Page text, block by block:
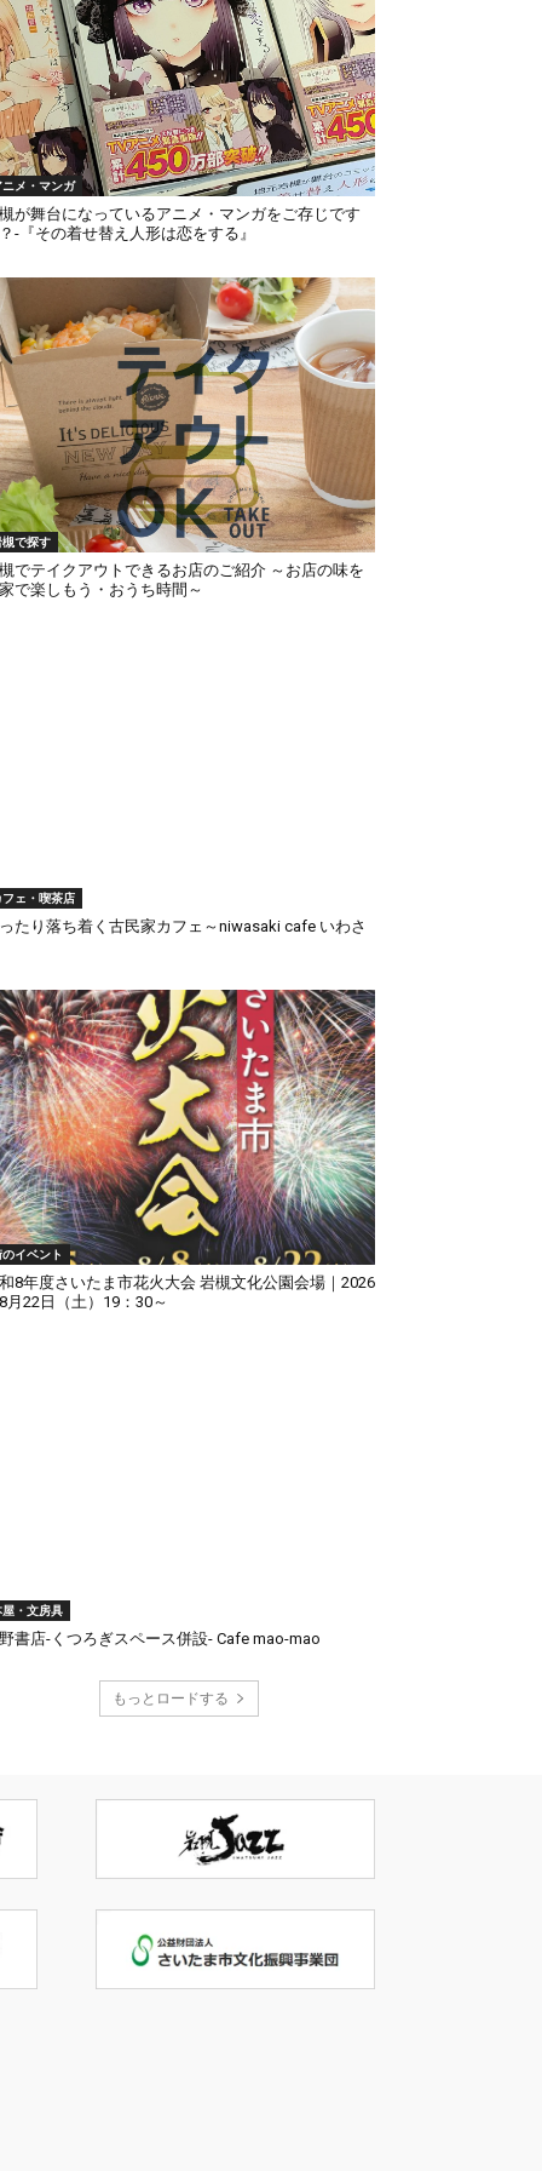
メ・マンガ
が舞台になっているアニメ・マンガをご存じです
-『その着せ替え人形は恋をする』
で探す
でテイクアウトできるお店のご紹介 ～お店の味を
で楽しもう・おうち時間～
ェ・喫茶店
たり落ち着く古民家カフェ～niwasaki cafe いわさ
イベント
8年度さいたま市花火大会 岩槻文化公園会場｜2026
月22日（土）19：30～
・文房具
書店-くつろぎスペース併設- Cafe mao-mao
もっとロードする